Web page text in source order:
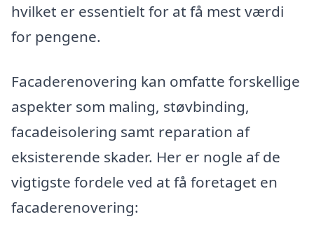
hvilket er essentielt for at få mest værdi
for pengene.
Facaderenovering kan omfatte forskellige
aspekter som maling, støvbinding,
facadeisolering samt reparation af
eksisterende skader. Her er nogle af de
vigtigste fordele ved at få foretaget en
facaderenovering: